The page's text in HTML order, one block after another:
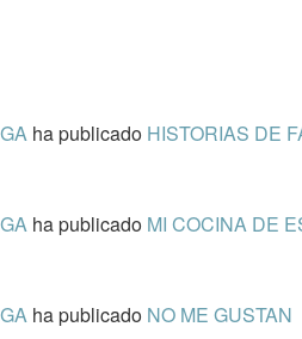
ha publicado HISTORIAS DE
ha publicado MI COCINA DE
ha publicado NO ME GUSTAN